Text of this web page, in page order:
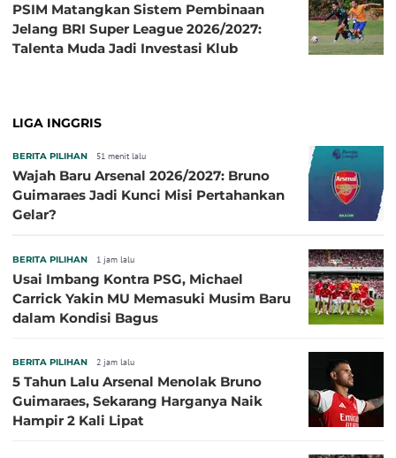
PSIM Matangkan Sistem Pembinaan
Jelang BRI Super League 2026/2027:
Talenta Muda Jadi Investasi Klub
LIGA INGGRIS
BERITA PILIHAN 51 menit lalu
Wajah Baru Arsenal 2026/2027: Bruno
Guimaraes Jadi Kunci Misi Pertahankan
Gelar?
BERITA PILIHAN 1 jam lalu
Usai Imbang Kontra PSG, Michael
Carrick Yakin MU Memasuki Musim Baru
dalam Kondisi Bagus
BERITA PILIHAN 2 jam lalu
5 Tahun Lalu Arsenal Menolak Bruno
Guimaraes, Sekarang Harganya Naik
Hampir 2 Kali Lipat